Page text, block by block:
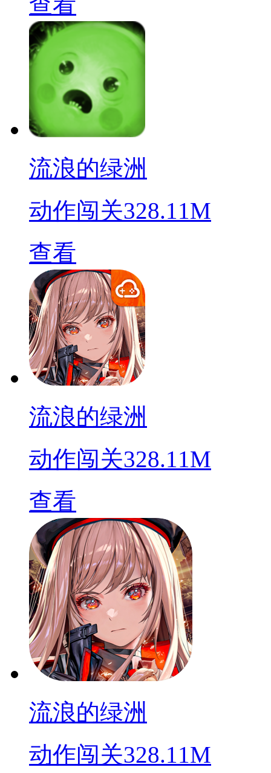
流浪的绿洲
动作闯关328.11M
查看
流浪的绿洲
动作闯关328.11M
查看
流浪的绿洲
动作闯关328.11M